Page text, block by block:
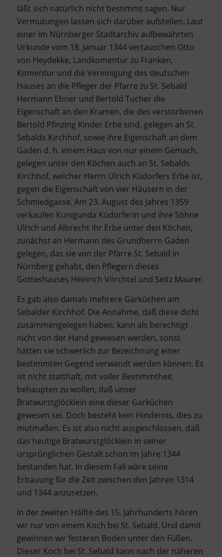
läßt sich natürlich nicht bestimmt sagen. Nur
Vermutungen lassen sich darüber aufstellen. Laut
einer im Nürnberger Stadtarchiv aufbewahrten
Urkunde vom 18. Januar 1344 vertauschen Otto
von Heydekke, Landkomentur zu Franken,
Komentur und die Vereinigung des deutschen
Hauses an die Pfleger der Pfarre zu St. Sebald
Hermann Ebner und Bertold Tucher die
Eigenschaft an den Kramen, die des verstorbenen
Bertold Pfinzing Kinder Erbe sind, gelegen an St.
Sebalds Kirchhof, sowie ihre Eigenschaft an dem
Gaden d. h. einem Haus von nur einem Gemach,
gelegen unter den Köchen auch an St. Sebalds
Kirchhof, welcher Herrn Ulrich Küdorfers Erbe ist,
gegen die Eigenschaft von vier Häusern in der
Schmiedgasse. Am 23. August des Jahres 1359
verkaufen Kunigunda Küdorferin und ihre Söhne
Ulrich und Albrecht ihr Erbe unter den Köchen,
zunächst an Hermann des Grundherrn Gaden
gelegen, das sie von der Pfarre St. Sebald in
Nürnberg gehabt, den Pflegern dieses
Gotteshauses Heinrich Vörchtel und Seitz Maurer.
Es gab also damals mehrere Garküchen am
Sebalder Kirchhof. Die Annahme, daß diese dicht
zusammengelegen haben, kann als berechtigt
nicht von der Hand gewiesen werden, sonst
hätten sie schwerlich zur Bezeichnung einer
bestimmten Gegend verwandt werden können. Es
ist nicht statthaft, mit voller Bestimmtheit
behaupten zu wollen, daß unser
Bratwurstglöcklein eine dieser Garküchen
gewesen sei. Doch besteht kein Hindernis, dies zu
mutmaßen. Es ist also nicht ausgeschlossen, daß
das heutige Bratwurstglöcklein in seiner
ursprünglichen Gestalt schon im Jahre 1344
bestanden hat. In diesem Fall wäre seine
Erbauung für die Zeit zwischen den Jahren 1314
und 1344 anzusetzen.
In der zweiten Hälfte des 15. Jahrhunderts hören
wir nur von einem Koch bei St. Sebald. Und damit
gewinnen wir festeren Boden unter den Füßen.
Dieser Koch bei St. Sebald kann nach der näheren